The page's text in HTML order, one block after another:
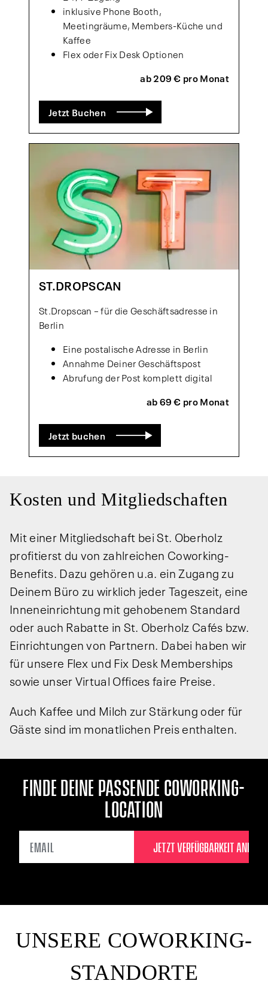
inklusive Phone Booth,
Meetingräume, Members-Küche und
Kaffee
Flex oder Fix Desk Optionen
ab 209 € pro Monat
Jetzt Buchen
ST.DROPSCAN
St.Dropscan – für die Geschäftsadresse in
Berlin
Eine postalische Adresse in Berlin
Annahme Deiner Geschäftspost
Abrufung der Post komplett digital
ab 69 € pro Monat
Jetzt buchen
Kosten und Mitgliedschaften
Mit einer Mitgliedschaft bei St. Oberholz
profitierst du von zahlreichen Coworking-
Benefits. Dazu gehören u.a. ein Zugang zu
Deinem Büro zu wirklich jeder Tageszeit, eine
Inneneinrichtung mit gehobenem Standard
oder auch Rabatte in St. Oberholz Cafés bzw.
Einrichtungen von Partnern. Dabei haben wir
für unsere Flex und Fix Desk Memberships
sowie unser Virtual Offices faire Preise.
Auch Kaffee und Milch zur Stärkung oder für
Gäste sind im monatlichen Preis enthalten.
FINDE DEINE PASSENDE COWORKING-
LOCATION
EMAIL
UNSERE COWORKING-
STANDORTE